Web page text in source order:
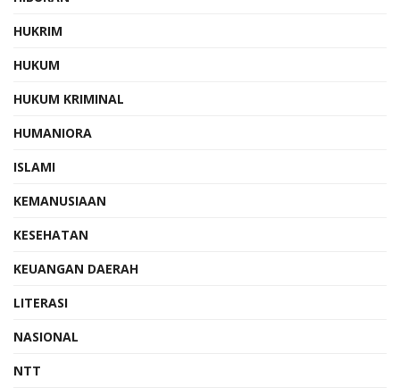
HUKRIM
HUKUM
HUKUM KRIMINAL
HUMANIORA
ISLAMI
KEMANUSIAAN
KESEHATAN
KEUANGAN DAERAH
LITERASI
NASIONAL
NTT